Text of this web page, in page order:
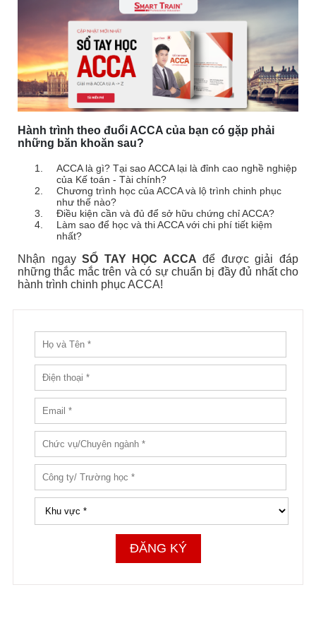
Hành trình theo đuổi ACCA của bạn có gặp phải
những băn khoăn sau?
ACCA là gì? Tại sao ACCA lại là đỉnh cao nghề nghiệp
của Kế toán - Tài chính?
Chương trình học của ACCA và lộ trình chinh phục
như thế nào?
Điều kiện cần và đủ để sở hữu chứng chỉ ACCA?
Làm sao để học và thi ACCA với chi phí tiết kiệm
nhất?
Nhận ngaySỔ TAY HỌC ACCA để được giải đáp
những thắc mắc trên và có sự chuẩn bị đầy đủ nhất cho
hành trình chinh phục ACCA!